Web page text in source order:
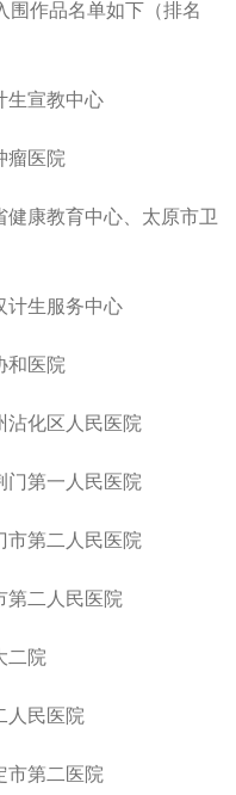
围作品名单如下（排名
宣教中心
医院
康教育中心、太原市卫
生服务中心
医院
化区人民医院
第一人民医院
第二人民医院
二人民医院
二院
民医院
第二医院